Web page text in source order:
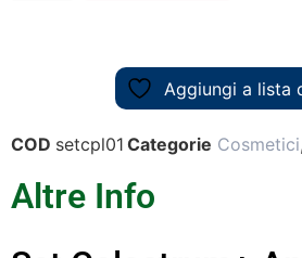
Aggiungi a lista
COD setcpl01 Categorie Cosmetici,
Altre Info